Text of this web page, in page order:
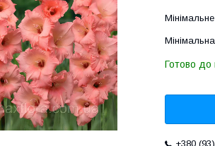
Готово до
+380